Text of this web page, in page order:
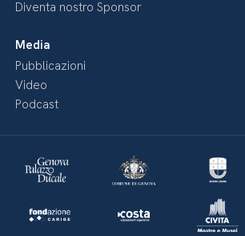
Diventa nostro Sponsor
Media
Pubblicazioni
Video
Podcast